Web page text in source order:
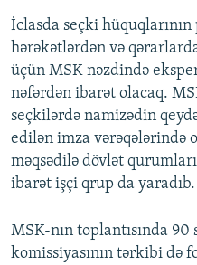
İclasda seçki
hərəkətlərdən və
üçün MSK nəzdində
nəfərdən ibarət olacaq.
seçkilərdə namizədin
edilən imza vərəqələrində
məqsədilə dövlət
ibarət işçi qrup da yaradıb.
MSK-nın toplantısında
komissiyasının tərkibi də